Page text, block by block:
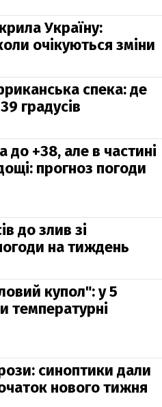
Україну:
очікуються зміни
спека: де
градусів
до +38, але в частині
прогноз погоди
до злив зі
на тиждень
купол": у 5
температурні
синоптики дали
нового тижня